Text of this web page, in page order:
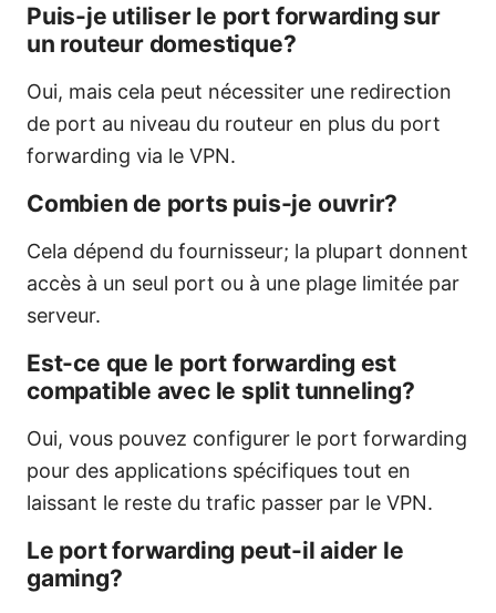
Puis-je utiliser le port forwarding sur
un routeur domestique?
Oui, mais cela peut nécessiter une redirection
de port au niveau du routeur en plus du port
forwarding via le VPN.
Combien de ports puis-je ouvrir?
Cela dépend du fournisseur; la plupart donnent
accès à un seul port ou à une plage limitée par
serveur.
Est-ce que le port forwarding est
compatible avec le split tunneling?
Oui, vous pouvez configurer le port forwarding
pour des applications spécifiques tout en
laissant le reste du trafic passer par le VPN.
Le port forwarding peut-il aider le
gaming?